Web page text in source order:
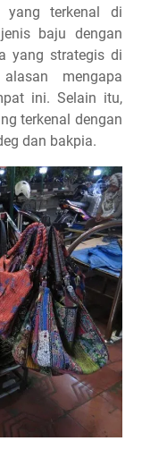
yang terkenal di
baju dengan
yang strategis di
mengapa
ini. Selain itu,
terkenal dengan
dan bakpia.